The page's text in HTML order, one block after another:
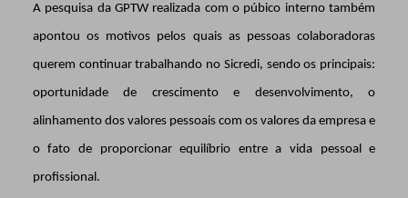
A pesquisa da GPTW realizada com o púbico interno também
apontou os motivos pelos quais as pessoas colaboradoras
querem continuar trabalhando no Sicredi, sendo os principais:
oportunidade de crescimento e desenvolvimento, o
alinhamento dos valores pessoais com os valores da empresa e
o fato de proporcionar equilíbrio entre a vida pessoal e
profissional.